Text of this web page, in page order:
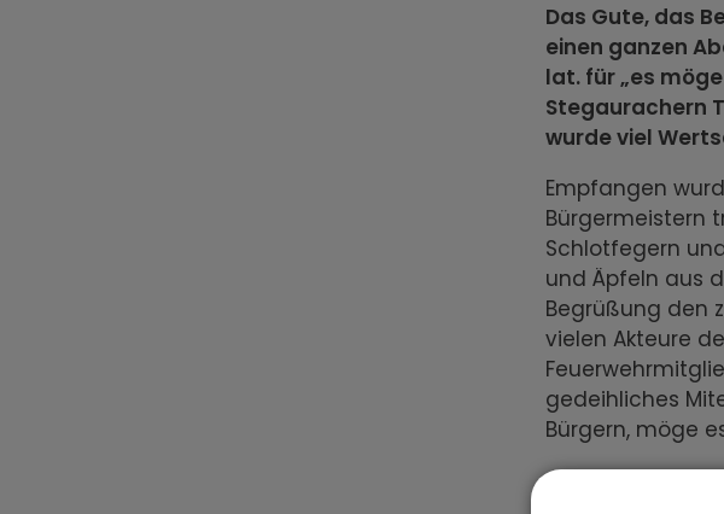
Das Gute, das
einen ganzen
lat. für „es
Stegaurachern
wurde viel
Empfangen
Bürgermeistern
Schlotfegern
und Äpfeln aus
Begrüßung den
vielen Akteure
gedeihliches
Bürgern, möge
20 Jahre